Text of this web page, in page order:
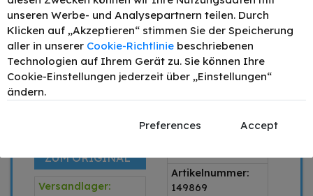
– +
IN DEN WARENKORB
Preis inkl. MwSt. zzgl.Versand
1 x Magenta
ZUM ORIGINAL
Versandlager:
Artikelnummer:
149869
unseren Werbe- und Analysepartnern teilen. Durch
Klicken auf „Akzeptieren“ stimmen Sie der Speicherung
aller in unserer Cookie-Richtlinie beschriebenen
Technologien auf Ihrem Gerät zu. Sie können Ihre
Cookie-Einstellungen jederzeit über „Einstellungen“
ändern.
Preferences Accept